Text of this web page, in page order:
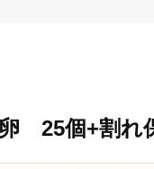
25個+割れ